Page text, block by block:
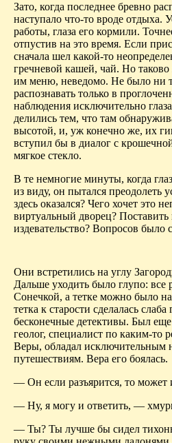
Зато, когда последнее бревно
наступало что-то вроде отдыха.
работы, глаза его кормили.
отпустив на это время. Если
сначала шел какой-то
гречневой кашей, чай. Но
им меню, неведомо. Не было ни
распознавать только в
наблюдения исключительно
делились тем, что там
высотой, и, уж конечно же, их
вступил бы в диалог с
мягкое стекло.
В те немногие минуты, когда
из виду, он пытался преодолеть
здесь оказался? Чего хочет это
виртуальный дворец?
издевательство? Вопросов
Они встретились на углу
Дальше уходить было глупо: все
Сонечкой, а тетке можно было
тетка к старости сделалась
бесконечные детективы. Был
геолог, специалист по каким-то
Веры, обладал исключительным
путешествиям. Вера его боялась.
— Он если разъярится, то может
— Ну, я могу и ответить, —
— Ты? Ты лучше бы сидел